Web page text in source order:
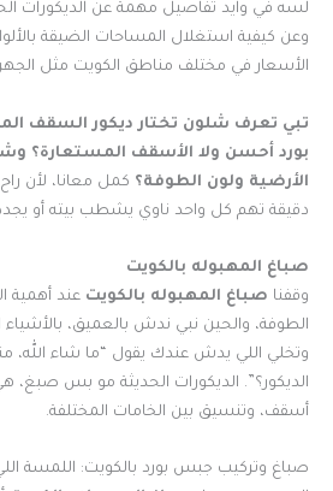
لسه في وايد تفاصيل مهمة عن الديكورات
وعن كيفية استغلال المساحات الضيقة
الأسعار في مختلف مناطق الكويت مثل
تبي تعرف شلون تختار ديكور السقف
بورد أحسن ولا الأسقف المستعارة؟
الأرضية ولون الطوفة؟ كمل معانا، لأن
دقيقة تهم كل واحد ناوي يشطب بيته أو
صباغ المهبوله بالكويت
وقفنا صباغ المهبوله بالكويت عند أهمية
الطوفة، والحين نبي ندش بالعميق،
وتخلي اللي يدش عندك يقول “ما شاء الله،
الديكور؟”. الديكورات الحديثة مو بس صبغ،
أسقف، وتنسيق بين الخامات المختلفة.
صباغ وتركيب جبس بورد بالكويت: اللمسة اللي تغير